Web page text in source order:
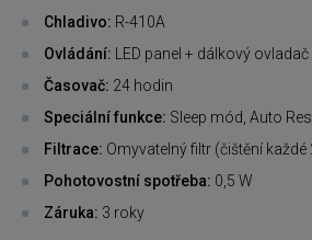
Chladivo: R-410A
Ovládání:
LED panel + dálkový ovladač
Časovač: 24 hodin
Speciální funkce: Sleep mód, Auto
Filtrace: Omyvatelný filtr (čištění každé
Pohotovostní spotřeba: 0,5 W
Záruka: 3 roky